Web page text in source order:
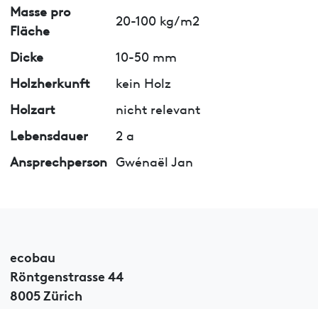
Masse pro
Fläche
20-100 kg/m2
Dicke
10-50 mm
Holzherkunft
kein Holz
Holzart
nicht relevant
Lebensdauer
2 a
Ansprechperson Gwénaël Jan
ecobau
Röntgenstrasse 44
8005 Zürich